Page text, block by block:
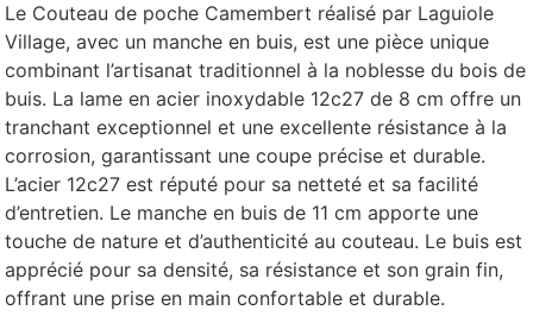
Le Couteau de poche Camembert réalisé par Laguiole
Village, avec un manche en buis, est une pièce unique
combinant l’artisanat traditionnel à la noblesse du bois de
buis. La lame en acier inoxydable 12c27 de 8 cm offre un
tranchant exceptionnel et une excellente résistance à la
corrosion, garantissant une coupe précise et durable.
L’acier 12c27 est réputé pour sa netteté et sa facilité
d’entretien. Le manche en buis de 11 cm apporte une
touche de nature et d’authenticité au couteau. Le buis est
apprécié pour sa densité, sa résistance et son grain fin,
offrant une prise en main confortable et durable.